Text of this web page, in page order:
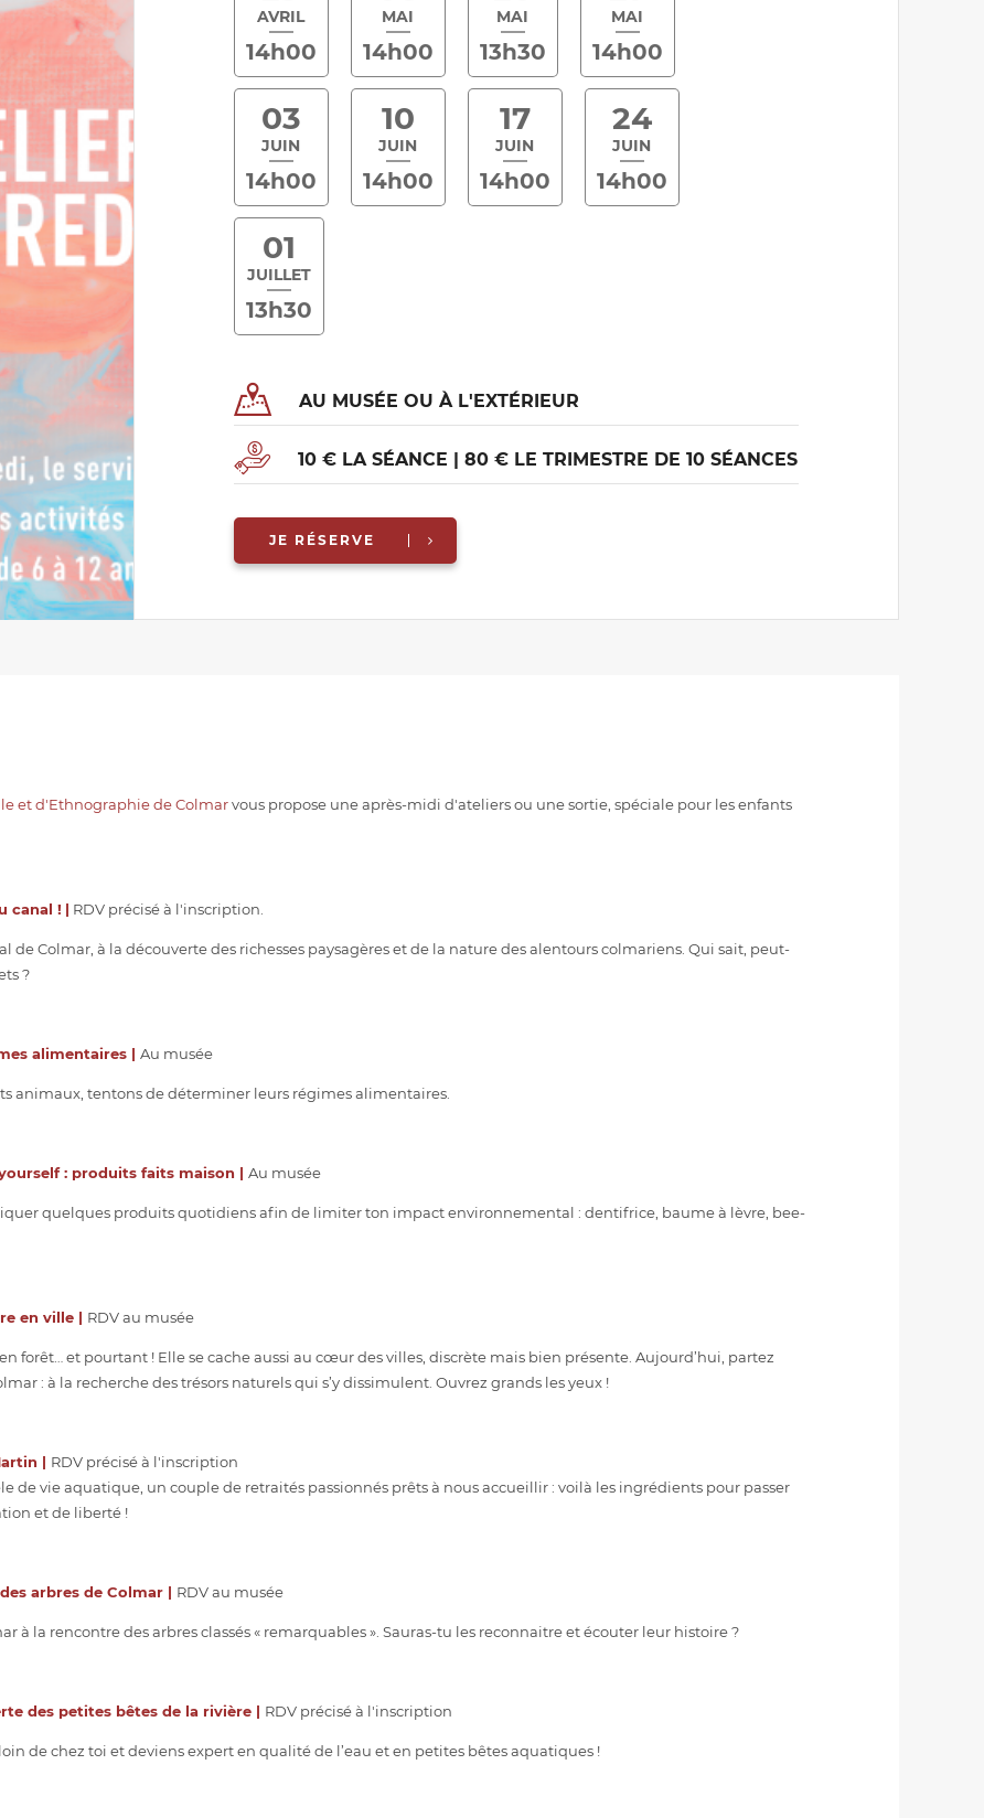
AVRIL
14h00
MAI
14h00
MAI
13h30
MAI
14h00
03
JUIN
14h00
10
JUIN
14h00
17
JUIN
14h00
24
JUIN
14h00
01
JUILLET
13h30
AU MUSÉE OU À L'EXTÉRIEUR
10 € LA SÉANCE | 80 € LE TRIMESTRE DE 10 SÉANCES
JE RÉSERVE
et d'Ethnographie de Colmarvous propose une après-midi d'ateliers ou une sortie, spéciale pour les enfants
canal ! | RDV précisé à l'inscription.
de Colmar, à la découverte des richesses paysagères et de la nature des alentours colmariens. Qui sait, peut-
?
alimentaires | Au musée
animaux, tentons de déterminer leurs régimes alimentaires.
: produits faits maison | Au musée
quelques produits quotidiens afin de limiter ton impact environnemental : dentifrice, baume à lèvre, bee-
en ville | RDV au musée
forêt… et pourtant ! Elle se cache aussi au cœur des villes, discrète mais bien présente. Aujourd’hui, partez
: à la recherche des trésors naturels qui s’y dissimulent. Ouvrez grands les yeux !
| RDV précisé à l'inscription
de vie aquatique, un couple de retraités passionnés prêts à nous accueillir : voilà les ingrédients pour passer
et de liberté !
arbres de Colmar | RDV au musée
à la rencontre des arbres classés « remarquables ». Sauras-tu les reconnaitre et écouter leur histoire ?
des petites bêtes de la rivière | RDV précisé à l'inscription
de chez toi et deviens expert en qualité de l’eau et en petites bêtes aquatiques !